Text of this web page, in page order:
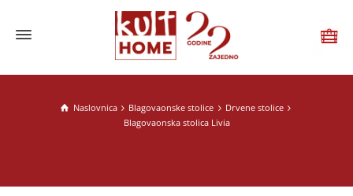
Naslovnica Blagovaonske stolice
Drvene stolice
Blagovaonska stolica Livia